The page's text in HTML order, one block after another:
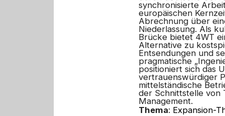
synchronisierte
europäischen
Abrechnung über
Niederlassung. Als
Brücke bietet 4WT
Alternative zu
Entsendungen und
pragmatische
positioniert sich das
vertrauenswürdiger
mittelständische
der Schnittstelle von
Management.
Thema: Expansion-